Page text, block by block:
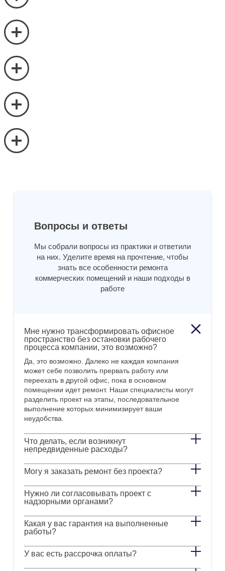
Вопросы и ответы
Мы собрали вопросы из практики и ответили
на них. Уделите время на прочтение, чтобы
знать все особенности ремонта
коммерческих помещений и наши подходы в
работе
Мне нужно трансформировать офисное
пространство без остановки рабочего
процесса компании, это возможно?
Да, это возможно. Далеко не каждая компания
может себе позволить прервать работу или
переехать в другой офис, пока в основном
помещении идет ремонт. Наши специалисты могут
разделить проект на этапы, последовательное
выполнение которых минимизирует ваши
неудобства.
Что делать, если возникнут
непредвиденные расходы?
Могу я заказать ремонт без проекта?
Нужно ли согласовывать проект с
надзорными органами?
Какая у вас гарантия на выполненные
работы?
У вас есть рассрочка оплаты?